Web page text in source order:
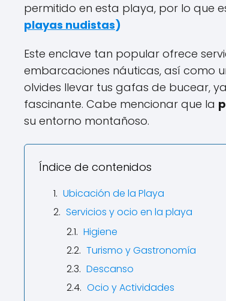
permitido en esta playa, por lo que
playas nudistas)
Este enclave tan popular ofrece
embarcaciones náuticas, así como
olvides llevar tus gafas de bucear,
fascinante. Cabe mencionar que la
su entorno montañoso.
Índice de contenidos
Ubicación de la Playa
Servicios y ocio en la playa
Higiene
Turismo y Gastronomía
Descanso
Ocio y Actividades